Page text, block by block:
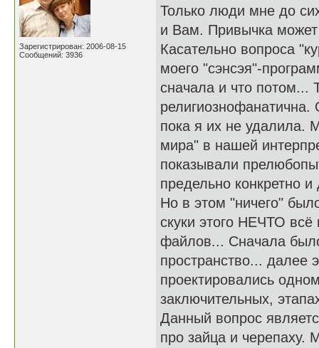
Зарегистрирован: 2006-08-15
Сообщений: 3936
Только люди мне до
и Вам. Привычка может
Касательно вопроса
моего "сэнсэя"-
сначала и что потом...
пока я их не удалила.
мира" в нашей
показывали
предельно конкретно
Но в этом "ничего"
скуки этого НЕЧТО
файлов... Сначала
пространство... далее
проектировались
заключительных,
Данный вопрос
про зайца и черепаху.